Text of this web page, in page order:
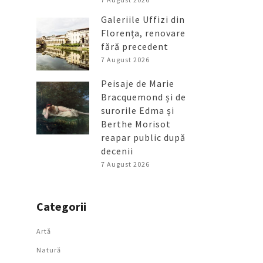
Galeriile Uffizi din
Florența, renovare
fără precedent
7 August 2026
Peisaje de Marie
Bracquemond și de
surorile Edma și
Berthe Morisot
reapar public după
decenii
7 August 2026
Categorii
Artǎ
Natură